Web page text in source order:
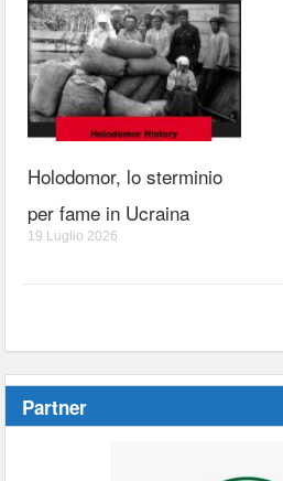
Holodomor, lo sterminio
per fame in Ucraina
19 Luglio 2026
Partner